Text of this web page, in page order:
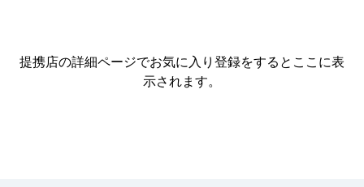
提携店の詳細ページでお気に入り登録をすると ここに表
示されます。